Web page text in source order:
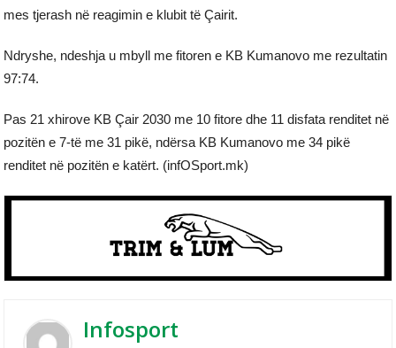
mes tjerash në reagimin e klubit të Çairit.
Ndryshe, ndeshja u mbyll me fitoren e KB Kumanovo me rezultatin
97:74.
Pas 21 xhirove KB Çair 2030 me 10 fitore dhe 11 disfata renditet në
pozitën e 7-të me 31 pikë, ndërsa KB Kumanovo me 34 pikë
renditet në pozitën e katërt. (infOSport.mk)
Infosport